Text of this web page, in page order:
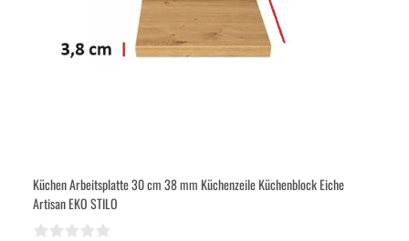
Küchen Arbeitsplatte 30 cm 38 mm Küchenzeile Küchenblock Eiche
Artisan EKO STILO